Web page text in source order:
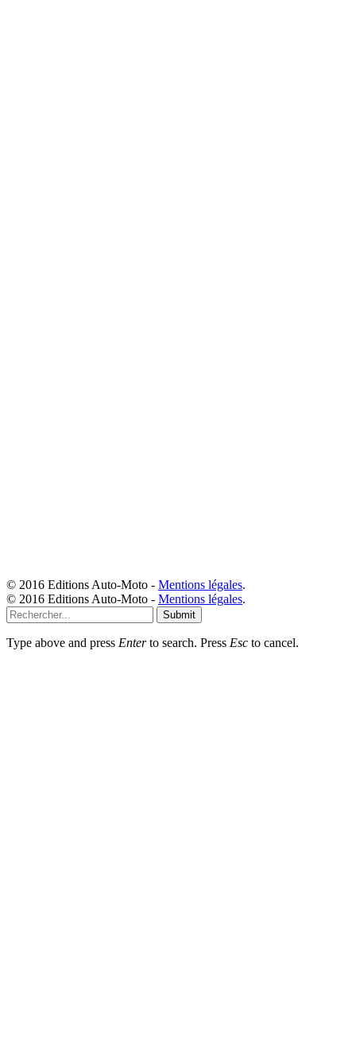
© 2016 Editions Auto-Moto - Mentions légales.
© 2016 Editions Auto-Moto - Mentions légales.
Submit
Type above and press Enterto search. Press Esc to cancel.